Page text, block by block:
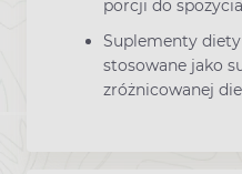
porcji do
Suplementy
stosowane jako
zróżnicowanej